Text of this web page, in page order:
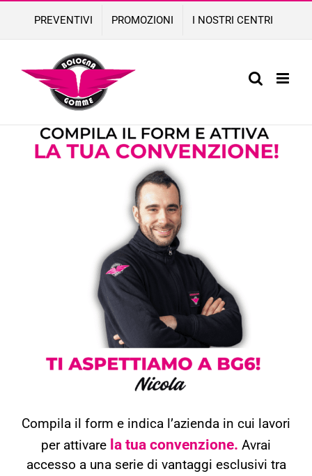
content
PREVENTIVI PROMOZIONI I NOSTRI CENTRI
Compila il form e indica l’azienda in cui lavori
per attivare la tua convenzione. Avrai
accesso a una serie di vantaggi esclusivi tra